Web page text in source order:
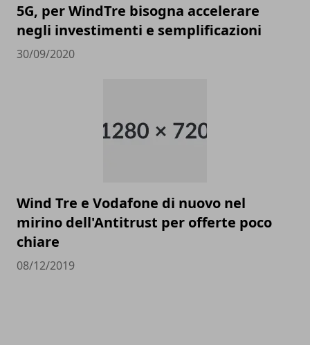
5G, per WindTre bisogna accelerare
negli investimenti e semplificazioni
30/09/2020
Wind Tre e Vodafone di nuovo nel
mirino dell'Antitrust per offerte poco
chiare
08/12/2019